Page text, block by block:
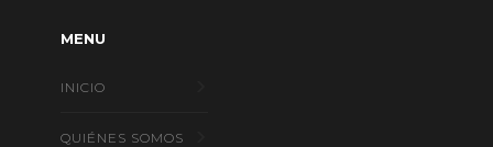
MENU
INICIO
QUIÉNES SOMOS